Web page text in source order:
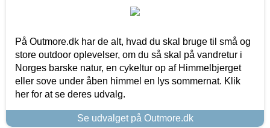
På Outmore.dk har de alt, hvad du skal bruge til små og
store outdoor oplevelser, om du så skal på vandretur i
Norges barske natur, en cykeltur op af Himmelbjerget
eller sove under åben himmel en lys sommernat. Klik
her for at se deres udvalg.
Se udvalget på Outmore.dk